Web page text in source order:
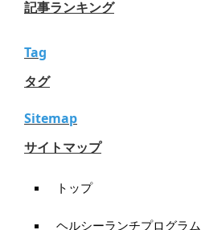
記事ランキング
Tag
タグ
Sitemap
サイトマップ
トップ
ヘルシーランチプログラム